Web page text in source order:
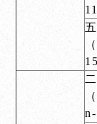
n-